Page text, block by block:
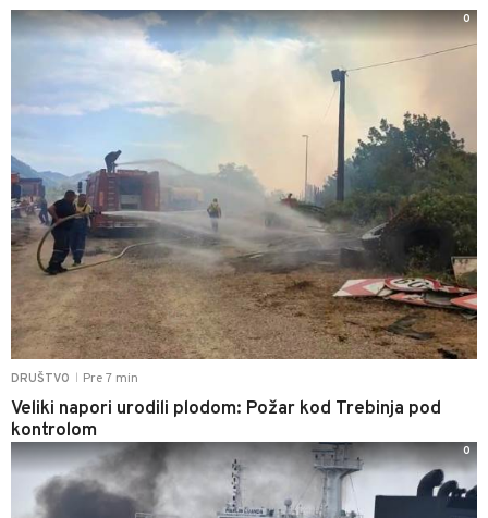
DRUŠTVO Pre 7 min
Veliki napori urodili plodom: Požar kod Trebinja pod
kontrolom
0
0